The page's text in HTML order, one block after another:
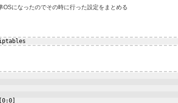
になったのでその時に行った設定をまとめる